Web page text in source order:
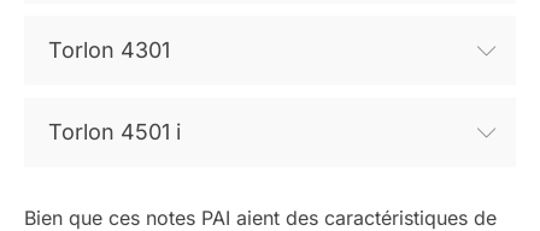
Torlon 4301
Torlon 4501 i
Bien que ces notes PAI aient des caractéristiques de